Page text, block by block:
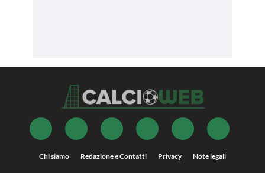
Chi siamo Redazione e Contatti Privacy Note legali